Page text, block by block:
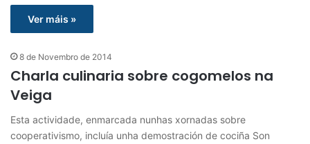
Ver máis »
8 de Novembro de 2014
Charla culinaria sobre cogomelos na
Veiga
Esta actividade, enmarcada nunhas xornadas sobre
cooperativismo, incluía unha demostración de cociña Son